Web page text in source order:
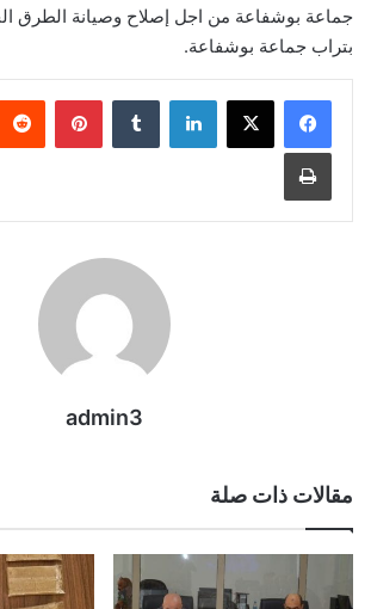
جماعة بوشفاعة من اجل إصلاح وصيانة الطرق
بتراب جماعة بوشفاعة.
لينكدإن
طباعة
admin3
مقالات ذات صلة